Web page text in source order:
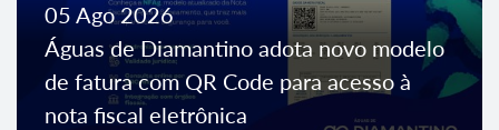
05 Ago 2026
Águas de Diamantino adota novo modelo
de fatura com QR Code para acesso à
nota fiscal eletrônica